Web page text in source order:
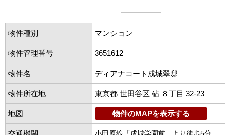
物件種別 マンション
物件管理番号 3651612
物件名 ディアナコート成城翠邸
物件所在地 東京都 世田谷区 砧 ８丁目 32-23
地図 物件のMAPを表示する
小田原線「成城学園前」より徒歩5分